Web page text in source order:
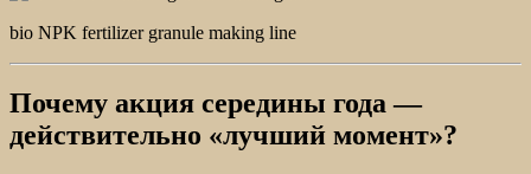
bio NPK fertilizer granule making line
Почему акция середины года —
действительно «лучший момент»?